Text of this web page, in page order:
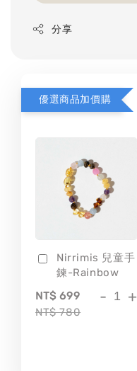
分享
優選商品加價購
Nirrimis 兒童手
鍊-Rainbow
NT$ 699
NT$ 780
- +